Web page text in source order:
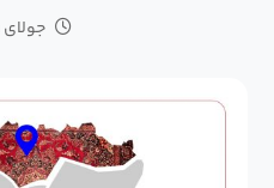
جولای ۲۹, ۲۰۲۰